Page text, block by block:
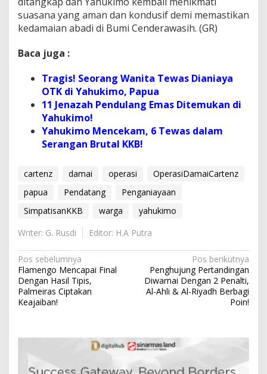
suasana yang aman dan kondusif demi memastikan
kedamaian abadi di Bumi Cenderawasih. (GR)
Baca juga :
Tragis! Seorang Wanita Tewas Dianiaya
OTK di Yahukimo, Papua
11 Jenazah Pendulang Emas Ditemukan di
Yahukimo!
Yahukimo Mencekam, 6 Tewas dalam
Serangan Brutal KKB!
cartenz damai operasi
OperasiDamaiCartenz
papua
Pendatang
Penganiayaan
SimpatisanKKB
warga
yahukimo
Writer: G. Rusdi
Editor: H.A Putra
N
a
v
Pos sebelumnya
Flamengo Mencapai Final
Dengan Hasil Tipis,
Palmeiras Ciptakan
Keajaiban!
Pos berikutnya
Penghujung Pertandingan
Diwarnai Dengan 2 Penalti,
Al-Ahli & Al-Riyadh Berbagi
Poin!